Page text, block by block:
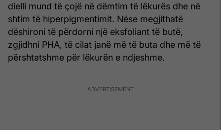
dielli mund të çojë në dëmtim të lëkurës dhe në
shtim të hiperpigmentimit. Nëse megjithatë
dëshironi të përdorni një eksfoliant të butë,
zgjidhni PHA, të cilat janë më të buta dhe më të
përshtatshme për lëkurën e ndjeshme.